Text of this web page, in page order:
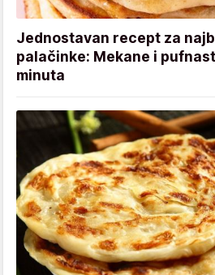
Jednostavan recept za
palačinke: Mekane i
minuta